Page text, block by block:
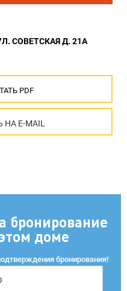
СОВЕТСКАЯ Д. 21А
PDF
E-MAIL
бронирование
доме
бронирования!